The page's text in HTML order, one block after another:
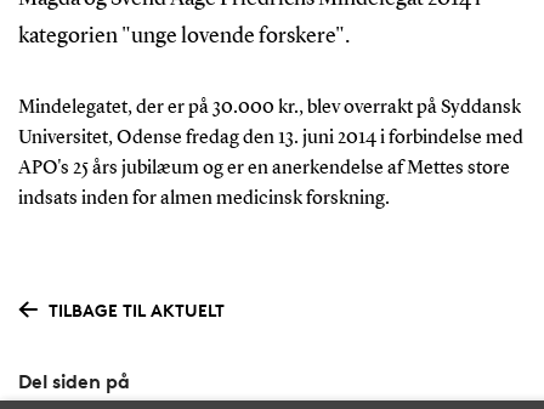
kategorien "unge lovende forskere".
Mindelegatet, der er på 30.000 kr., blev overrakt på Syddansk
Universitet, Odense fredag den 13. juni 2014 i forbindelse med
APO's 25 års jubilæum og er en anerkendelse af Mettes store
indsats inden for almen medicinsk forskning.
TILBAGE TIL AKTUELT
Del siden på